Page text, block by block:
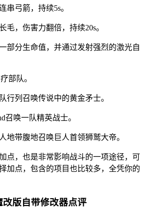
串弓箭，持续5s。
毛，伤害力翻倍，持续20s。
部分生命值，并通过发射强烈的激光自
部队。
行列召唤传说中的黄金矛士。
召唤一队精英战士。
地带腹地召唤巨人首领狮鹫大帝。
点，也是非常影响战斗的一项途径，可
加点，包含的项目也比较多，全凭你的
版自带修改器点评